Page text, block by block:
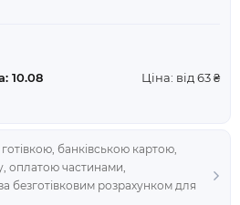
банківською картою,
оплатою частинами,
безготівковим розрахунком для
10.08
Ціна: від 63 ₴